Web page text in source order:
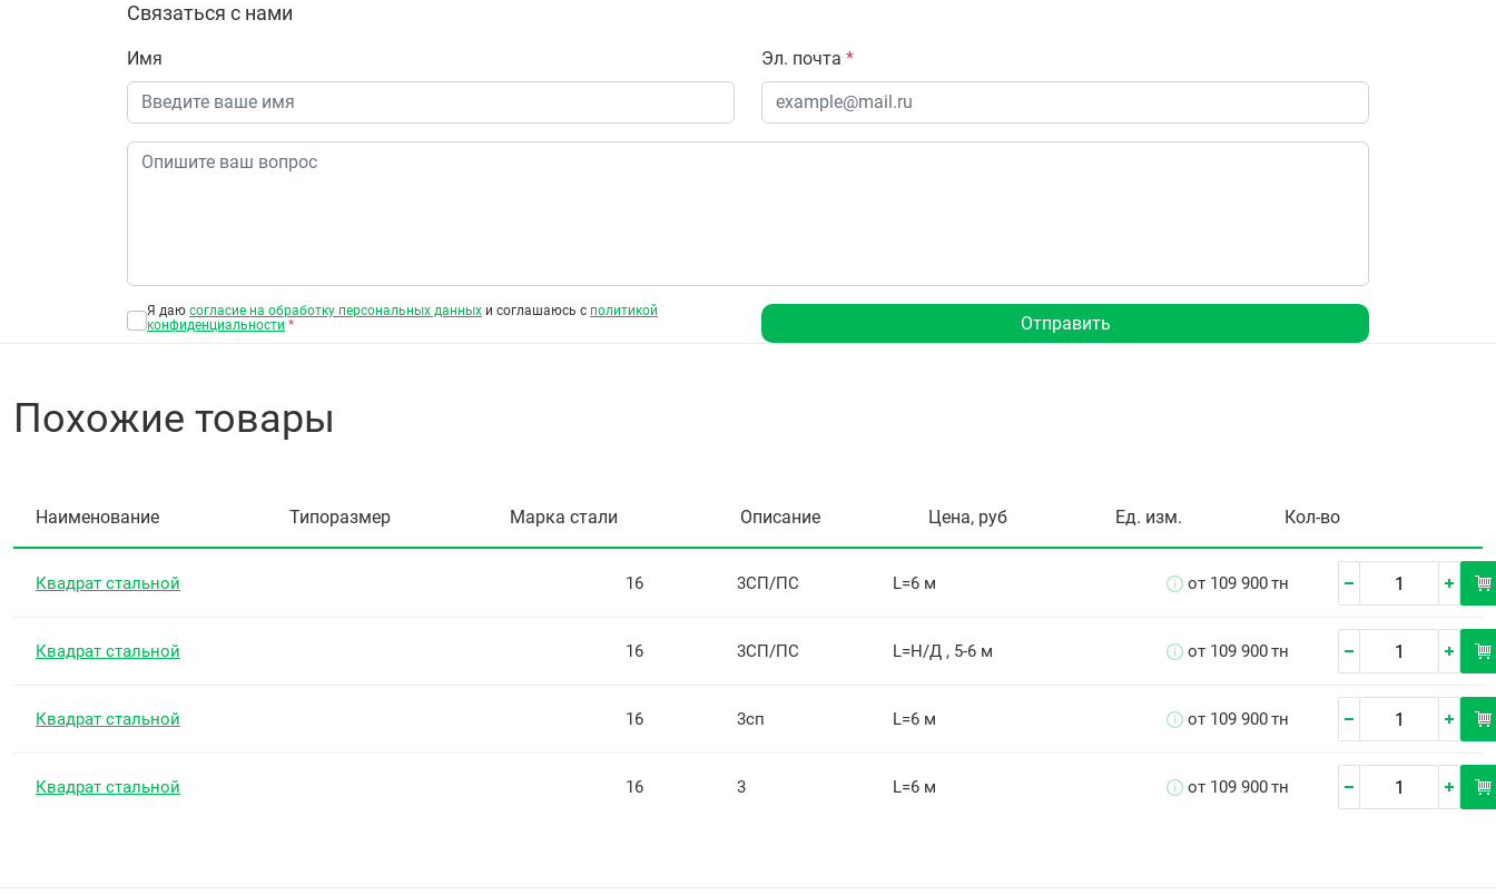
Связаться с нами
Имя Эл. почта *
Я даю согласие на обработку персональных данных и соглашаюсь с политикой
конфиденциальности * Отправить
Похожие товары
Наименование Типоразмер Марка стали Описание Цена, руб Ед. изм. Кол-во
Квадрат стальной 16 3СП/ПС L=6 м от 109 900тн
Квадрат стальной 16 3СП/ПС L=Н/Д , 5-6 м от 109 900тн
Квадрат стальной 16 3сп L=6 м от 109 900тн
Квадрат стальной 16 3 L=6 м от 109 900тн